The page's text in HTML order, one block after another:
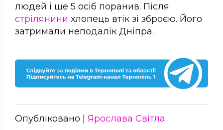
людей і ще 5 осіб поранив. Після
стрілянини хлопець втік зі зброєю. Його
затримали неподалік Дніпра.
Опубліковано | Ярослава Світла